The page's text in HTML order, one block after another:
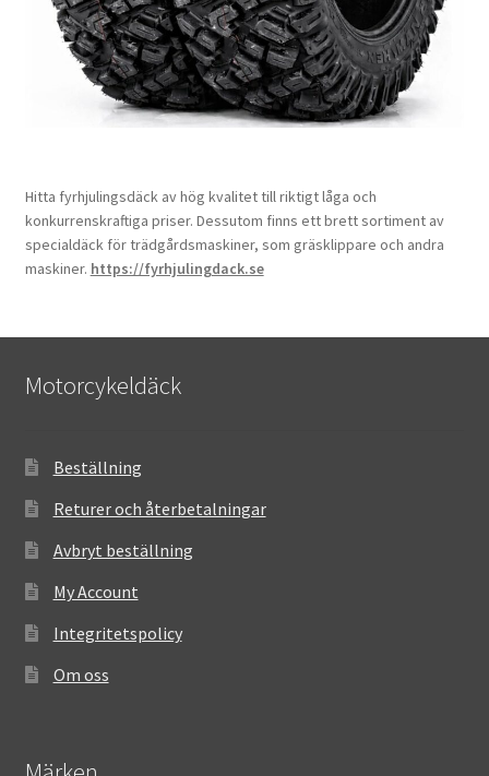
Hitta fyrhjulingsdäck av hög kvalitet till riktigt låga och
konkurrenskraftiga priser. Dessutom finns ett brett sortiment av
specialdäck för trädgårdsmaskiner, som gräsklippare och andra
maskiner. https://fyrhjulingdack.se
Motorcykeldäck
Beställning
Returer och återbetalningar
Avbryt beställning
My Account
Integritetspolicy
Om oss